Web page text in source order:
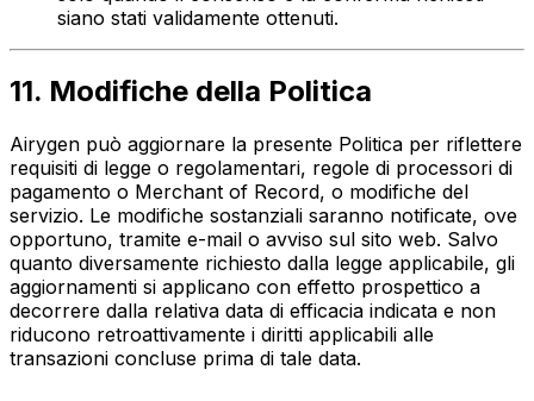
siano stati validamente ottenuti.
11. Modifiche della Politica
Airygen può aggiornare la presente Politica per riflettere
requisiti di legge o regolamentari, regole di processori di
pagamento o Merchant of Record, o modifiche del
servizio. Le modifiche sostanziali saranno notificate, ove
opportuno, tramite e-mail o avviso sul sito web. Salvo
quanto diversamente richiesto dalla legge applicabile, gli
aggiornamenti si applicano con effetto prospettico a
decorrere dalla relativa data di efficacia indicata e non
riducono retroattivamente i diritti applicabili alle
transazioni concluse prima di tale data.